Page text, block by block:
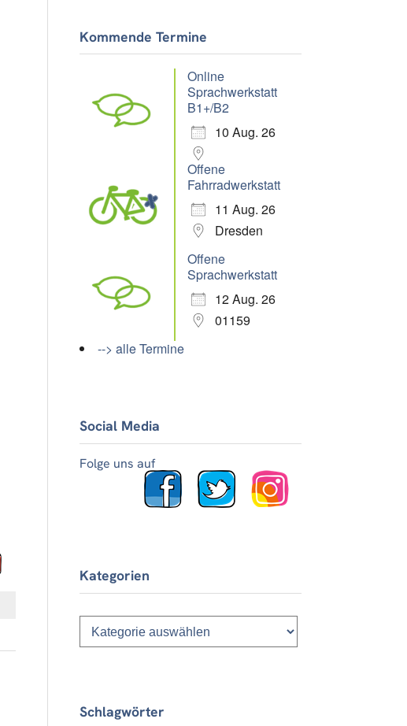
Kommende Termine
Online
Sprachwerkstatt
B1+/B2
10 Aug. 26
Offene
Fahrradwerkstatt
11 Aug. 26
Dresden
Offene
Sprachwerkstatt
12 Aug. 26
01159
--> alle Termine
Social Media
Folge uns auf
Kategorien
Kategorien
Schlagwörter